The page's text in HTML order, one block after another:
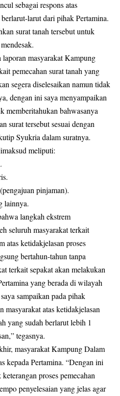
sebagai respons atas
larut dari pihak Pertamina.
surat tanah tersebut untuk
laporan masyarakat Kampung
pemecahan surat tanah yang
segera diselesaikan namun tidak
dengan ini saya menyampaikan
memberitahukan bahwasanya
surat tersebut sesuai dengan
Syukria dalam suratnya.
meliputi:
pinjaman).
lainnya.
langkah ekstrem
seluruh masyarakat terkait
atas ketidakjelasan proses
bertahun-tahun tanpa
terkait sepakat akan melakukan
yang berada di wilayah
sampaikan pada pihak
masyarakat atas ketidakjelasan
yang sudah berlarut lebih 1
tegasnya.
masyarakat Kampung Dalam
kepada Pertamina. “Dengan ini
proses pemecahan
penyelesaian yang jelas agar